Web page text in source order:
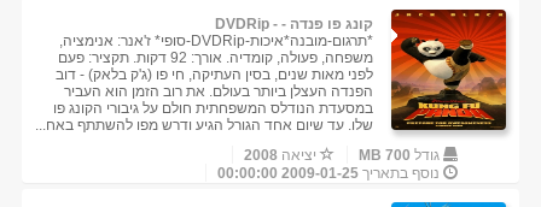
קונג פו פנדה - - DVDRip
*תרגום-מובנה*איכות-DVDRip-סופי* ז'אנר: אנימציה,
משפחה, פעולה, קומדיה. אורך: 92 דקות. תקציר: פעם
לפני מאות שנים, בסין העתיקה, חי פו (ג'ק בלאק) - דוב
הפנדה העצלן ביותר בעולם. את רוב הזמן הוא העביר
במסעדת הנודלס המשפחתית חולם על גיבורי הקונג פו
שלו. עד שיום אחד הגורל הגיע ודרש מפו להשתתף באח...
גודל 700 MB יציאה 2008
נוסף בתאריך 2009-01-25 00:00:00